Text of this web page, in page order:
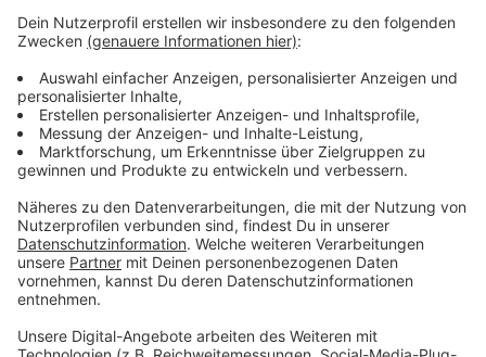
Schüler haben keine Ferien – diese Tools
helfen
Anzeige
Die Lernplattform Duden Learnattack bietet Videos
und Übungen zu neun Schulfächern. Das Angebot ist
für die nächsten zwei Monate kostenlos, wenn man
sich bis zum 31. März registriert.
Scoyo richtet sich vor allem an Schüler von der ersten
an Schüler und Eltern verschenkt.